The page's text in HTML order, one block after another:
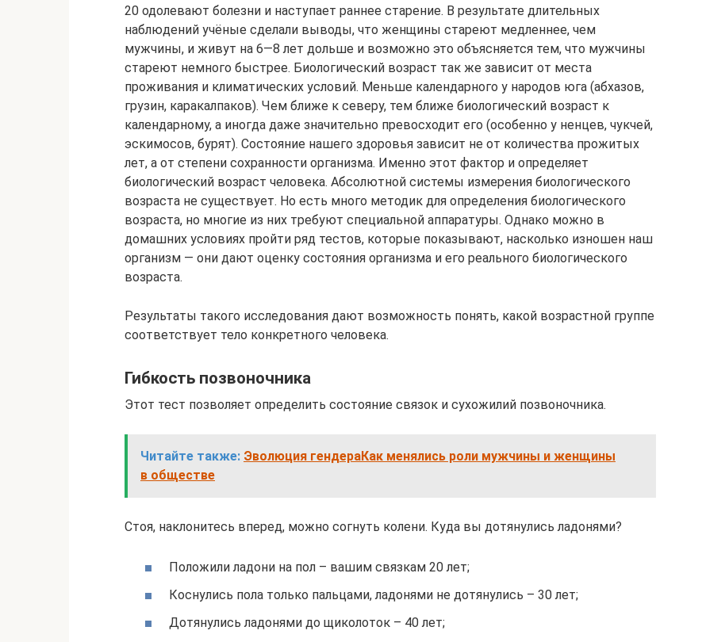
20 одолевают болезни и наступает раннее старение. В результате длительных
наблюдений учёные сделали выводы, что женщины стареют медленнее, чем
мужчины, и живут на 6—8 лет дольше и возможно это объясняется тем, что мужчины
стареют немного быстрее. Биологический возраст так же зависит от места
проживания и климатических условий. Меньше календарного у народов юга (абхазов,
грузин, каракалпаков). Чем ближе к северу, тем ближе биологический возраст к
календарному, а иногда даже значительно превосходит его (особенно у ненцев, чукчей,
эскимосов, бурят). Состояние нашего здоровья зависит не от количества прожитых
лет, а от степени сохранности организма. Именно этот фактор и определяет
биологический возраст человека. Абсолютной системы измерения биологического
возраста не существует. Но есть много методик для определения биологического
возраста, но многие из них требуют специальной аппаратуры. Однако можно в
домашних условиях пройти ряд тестов, которые показывают, насколько изношен наш
организм — они дают оценку состояния организма и его реального биологического
возраста.
Результаты такого исследования дают возможность понять, какой возрастной группе
соответствует тело конкретного человека.
Гибкость позвоночника
Этот тест позволяет определить состояние связок и сухожилий позвоночника.
Читайте также: Эволюция гендераКак менялись роли мужчины и женщины
в обществе
Стоя, наклонитесь вперед, можно согнуть колени. Куда вы дотянулись ладонями?
Положили ладони на пол – вашим связкам 20 лет;
Коснулись пола только пальцами, ладонями не дотянулись – 30 лет;
Дотянулись ладонями до щиколоток – 40 лет;